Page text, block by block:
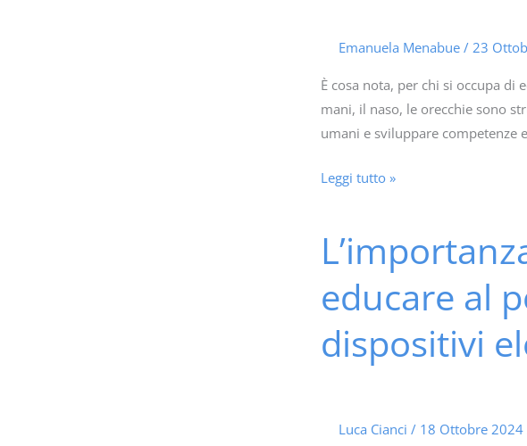
Emanuela Menabue / 23
È cosa nota, per chi si occupa
mani, il naso, le orecchie sono
umani e sviluppare competenze
stagioni
Leggi tutto »
educare al
dispositivi
Luca Cianci / 18 Ottobre 2024
L’importanza
del
coding
nella
scuola
dell’infanzia:
pensiero